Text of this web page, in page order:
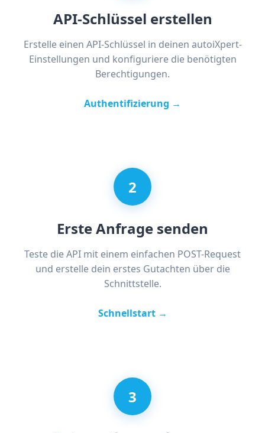
API-Schlüssel erstellen
Erstelle einen API-Schlüssel in deinen autoiXpert-
Einstellungen und konfiguriere die benötigten
Berechtigungen.
Authentifizierung →
2
Erste Anfrage senden
Teste die API mit einem einfachen POST-Request
und erstelle dein erstes Gutachten über die
Schnittstelle.
Schnellstart →
3